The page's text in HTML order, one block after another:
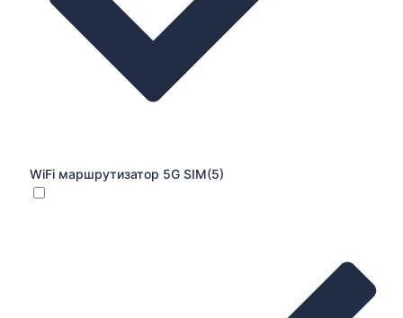
WiFi маршрутизатор 5G SIM(5)